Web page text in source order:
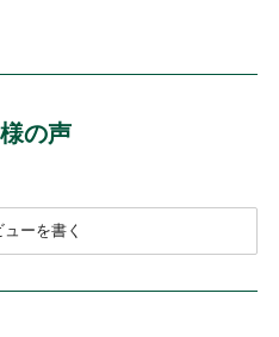
の声
ーを書く